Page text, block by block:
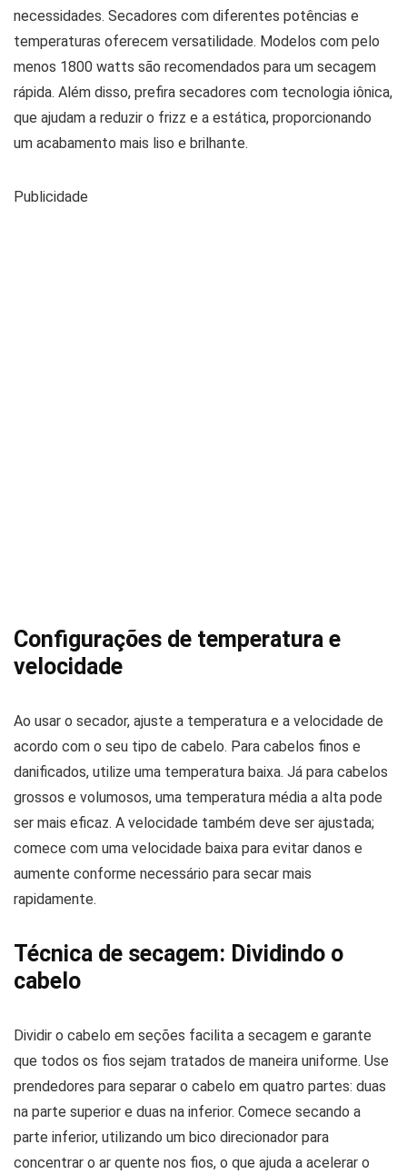
necessidades. Secadores com diferentes potências e
temperaturas oferecem versatilidade. Modelos com pelo
menos 1800 watts são recomendados para um secagem
rápida. Além disso, prefira secadores com tecnologia iônica,
que ajudam a reduzir o frizz e a estática, proporcionando
um acabamento mais liso e brilhante.
Publicidade
Configurações de temperatura e
velocidade
Ao usar o secador, ajuste a temperatura e a velocidade de
acordo com o seu tipo de cabelo. Para cabelos finos e
danificados, utilize uma temperatura baixa. Já para cabelos
grossos e volumosos, uma temperatura média a alta pode
ser mais eficaz. A velocidade também deve ser ajustada;
comece com uma velocidade baixa para evitar danos e
aumente conforme necessário para secar mais
rapidamente.
Técnica de secagem: Dividindo o
cabelo
Dividir o cabelo em seções facilita a secagem e garante
que todos os fios sejam tratados de maneira uniforme. Use
prendedores para separar o cabelo em quatro partes: duas
na parte superior e duas na inferior. Comece secando a
parte inferior, utilizando um bico direcionador para
concentrar o ar quente nos fios, o que ajuda a acelerar o